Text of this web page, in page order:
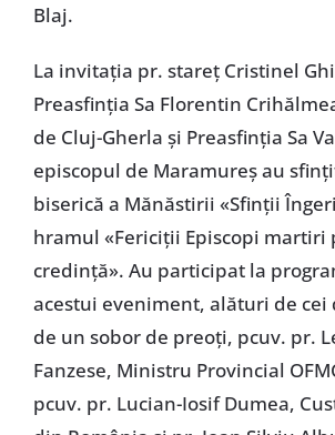
Blaj.
La invitația pr. stareț Cristinel
Preasfinția Sa Florentin
de Cluj-Gherla și Preasfinția Sa
episcopul de Maramureș au
biserică a Mănăstirii «Sfinții
hramul «Fericiții Episcopi martiri
credință». Au participat la
acestui eveniment, alături de cei
de un sobor de preoți, pcuv. pr.
Fanzese, Ministru Provincial
pcuv. pr. Lucian-Iosif Dumea,